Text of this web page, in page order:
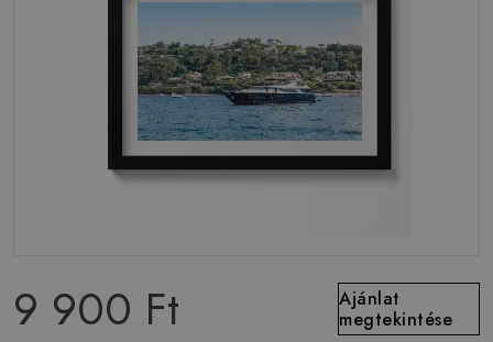
9 900 Ft
Ajánlat
megtekintése